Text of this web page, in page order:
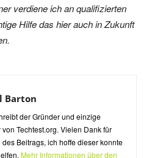
verdiene ich an qualifizierten
Hilfe das hier auch in Zukunft
Barton
der Gründer und einzige
von Techtest.org. Vielen Dank für
Beitrags, ich hoffe dieser konnte
Mehr Informationen über den